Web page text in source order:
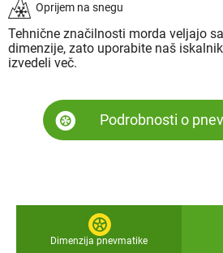
Oprijem na snegu
Tehnične značilnosti morda veljajo
dimenzije, zato uporabite naš
izvedeli več.
Podrobnosti o
Dimenzija pnevmatike